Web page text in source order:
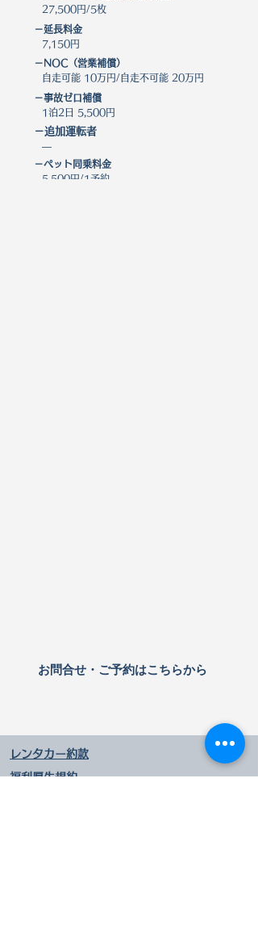
27,500円/5枚
－延長料金
7,150円
－NOC（営業補償）
自走可能 10万円/自走不可能 20万円
－事故ゼロ補償
1泊2日 5,500円
－追加運転者
―
－ペット同乗料金
5,500円/1予約
​お問合せ・ご予約はこちらから
レンタカー約款
福利厚生規約